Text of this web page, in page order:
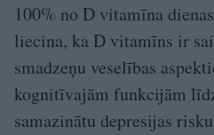
100% no D vitamīna
liecina, ka D vitamīns ir
smadzeņu veselības
kognitīvajām funkcijām
samazinātu depresijas